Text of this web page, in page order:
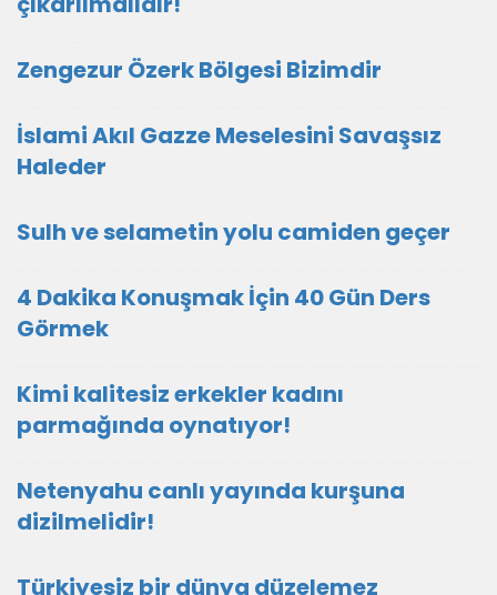
Zengezur Özerk Bölgesi Bizimdir
İslami Akıl Gazze Meselesini Savaşsız
Haleder
Sulh ve selametin yolu camiden geçer
4 Dakika Konuşmak İçin 40 Gün Ders
Görmek
Kimi kalitesiz erkekler kadını
parmağında oynatıyor!
Netenyahu canlı yayında kurşuna
dizilmelidir!
Türkiyesiz bir dünya düzelemez